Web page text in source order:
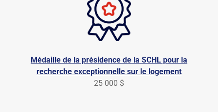
Médaille de la présidence de la SCHL pour la
recherche exceptionnelle sur le logement
25 000 $